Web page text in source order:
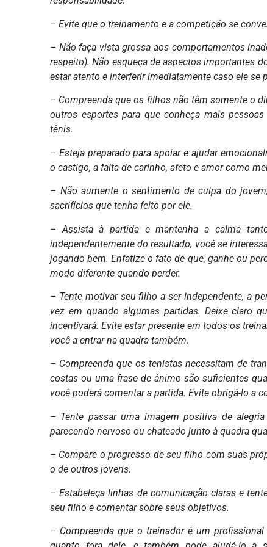
– Evite que o treinamento e a competição se
– Não faça vista grossa aos comportamentos
respeito). Não esqueça de aspectos importantes
estar atento e interferir imediatamente caso ele se
– Compreenda que os filhos não têm somente o
outros esportes para que conheça mais
tênis.
– Esteja preparado para apoiar e ajudar
o castigo, a falta de carinho, afeto e amor como
– Não aumente o sentimento de culpa do
sacrifícios que tenha feito por ele.
– Assista à partida e mantenha a calma
independentemente do resultado, você se
jogando bem. Enfatize o fato de que, ganhe ou
modo diferente quando perder.
– Tente motivar seu filho a ser independente, a
vez em quando algumas partidas. Deixe claro
incentivará. Evite estar presente em todos os
você a entrar na quadra também.
– Compreenda que os tenistas necessitam de
costas ou uma frase de ânimo são suficientes
você poderá comentar a partida. Evite obrigá-lo a
– Tente passar uma imagem positiva de
parecendo nervoso ou chateado junto à quadra
– Compare o progresso de seu filho com suas
o de outros jovens.
– Estabeleça linhas de comunicação claras e
seu filho e comentar sobre seus objetivos.
– Compreenda que o treinador é um